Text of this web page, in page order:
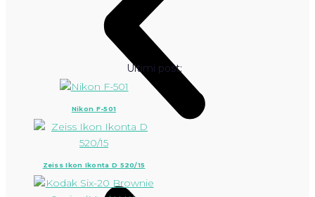
Ultimi post:
Nikon F-501
Zeiss Ikon Ikonta D 520/15